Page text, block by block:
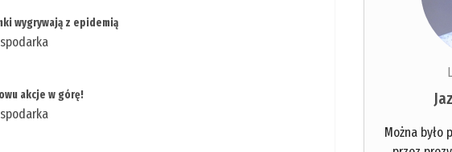
wygrywają z epidemią
akcje w górę!
Można było